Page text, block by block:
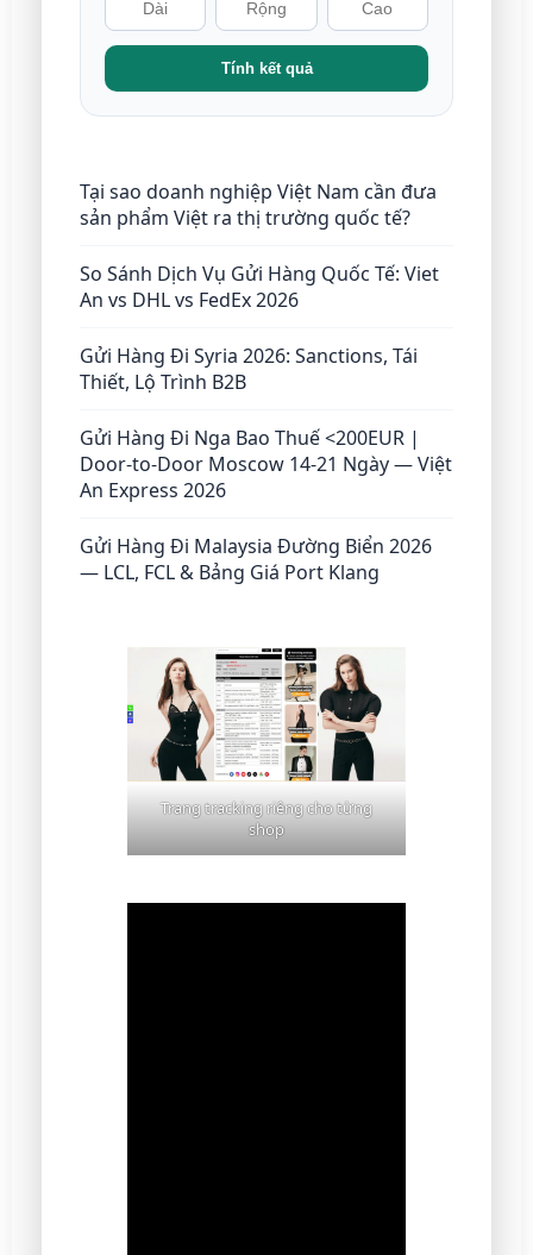
Tính kết quả
Tại sao doanh nghiệp Việt Nam cần đưa
sản phẩm Việt ra thị trường quốc tế?
So Sánh Dịch Vụ Gửi Hàng Quốc Tế: Viet
An vs DHL vs FedEx 2026
Gửi Hàng Đi Syria 2026: Sanctions, Tái
Thiết, Lộ Trình B2B
Gửi Hàng Đi Nga Bao Thuế <200EUR |
Door-to-Door Moscow 14-21 Ngày — Việt
An Express 2026
Gửi Hàng Đi Malaysia Đường Biển 2026
— LCL, FCL & Bảng Giá Port Klang
Trang tracking riêng cho từng
shop